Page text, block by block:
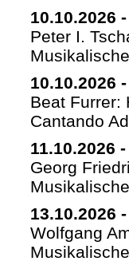
10.10.2026 -
Peter I.
10.10.2026 -
Beat Furrer:
Cantando
11.10.2026 -
Georg
13.10.2026 -
Wolfgang